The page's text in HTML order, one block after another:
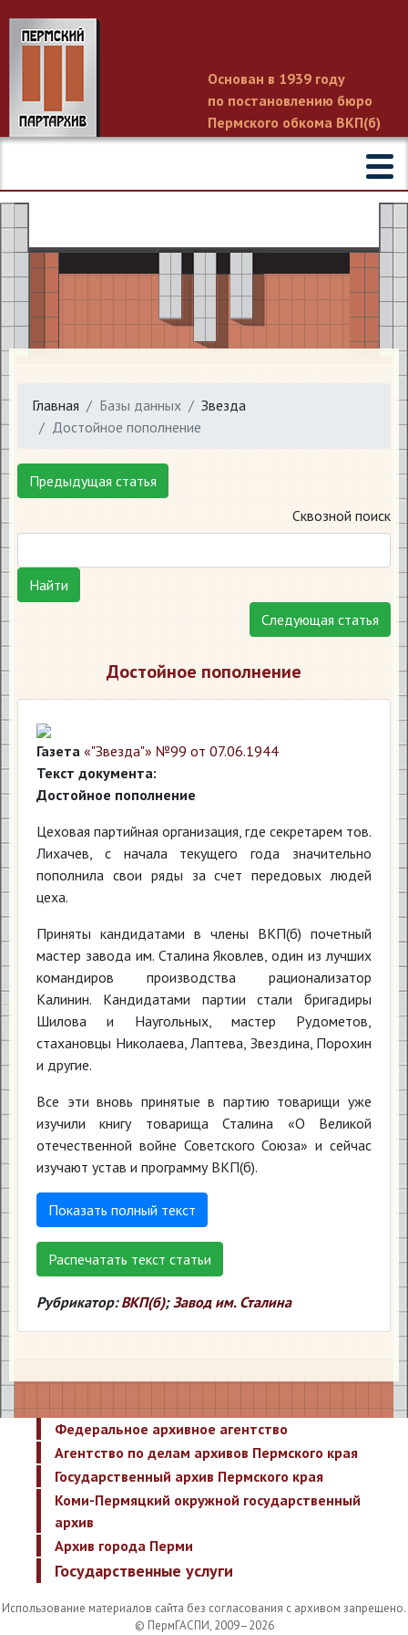
Основан в 1939 году
по постановлению бюро
Пермского обкома ВКП(б)
Главная Базы данных
Звезда
Достойное пополнение
Предыдущая статья
Сквозной поиск
Найти
Следующая статья
Достойное пополнение
Газета «"Звезда"» №99 от 07.06.1944
Текст документа:
Достойное пополнение
Цеховая партийная организация, где секретарем тов.
Лихачев, с начала текущего года значительно
пополнила свои ряды за счет передовых людей
цеха.
Приняты кандидатами в члены ВКП(б) почетный
мастер завода им. Сталина Яковлев, один из лучших
командиров производства рационализатор
Калинин. Кандидатами партии стали бригадиры
Шилова и Наугольных, мастер Рудометов,
стахановцы Николаева, Лаптева, Звездина, Порохин
и другие.
Все эти вновь принятые в партию товарищи уже
изучили книгу товарища Сталина «О Великой
отечественной войне Советского Союза» и сейчас
изучают устав и программу ВКП(б).
Показать полный текст
Распечатать текст статьи
Рубрикатор: ВКП(б);Завод им. Сталина
Федеральное архивное агентство
Агентство по делам архивов Пермского края
Государственный архив Пермского края
Коми-Пермяцкий окружной государственный
архив
Архив города Перми
Государственные услуги
Использование материалов сайта без согласования с архивом запрещено.
© ПермГАСПИ, 2009–2026